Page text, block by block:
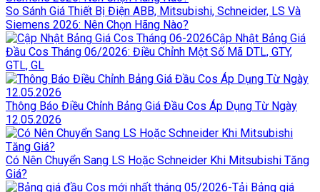
So Sánh Giá Thiết Bị Điện ABB, Mitsubishi, Schneider, LS Và
Siemens 2026: Nên Chọn Hãng Nào?
Cập Nhật Bảng Giá
Đầu Cos Tháng 06/2026: Điều Chỉnh Một Số Mã DTL, GTY,
GTL, GL
Thông Báo Điều Chỉnh Bảng Giá Đầu Cos Áp Dụng Từ Ngày
12.05.2026
Có Nên Chuyển Sang LS Hoặc Schneider Khi Mitsubishi Tăng
Giá?